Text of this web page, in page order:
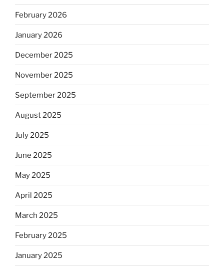
February 2026
January 2026
December 2025
November 2025
September 2025
August 2025
July 2025
June 2025
May 2025
April 2025
March 2025
February 2025
January 2025